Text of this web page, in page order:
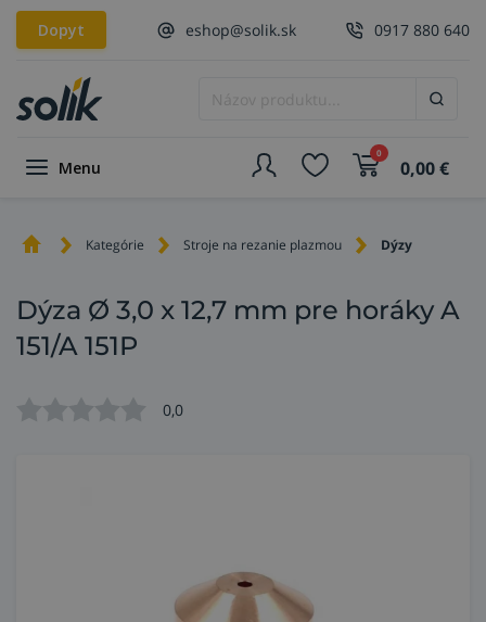
Dopyt eshop@solik.sk 0917 880 640
Menu
0
0,00€
Kategórie Stroje na rezanie plazmou Dýzy
Dýza Ø 3,0 x 12,7 mm pre horáky A
151/A 151P
0,0